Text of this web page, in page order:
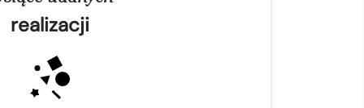
realizacji